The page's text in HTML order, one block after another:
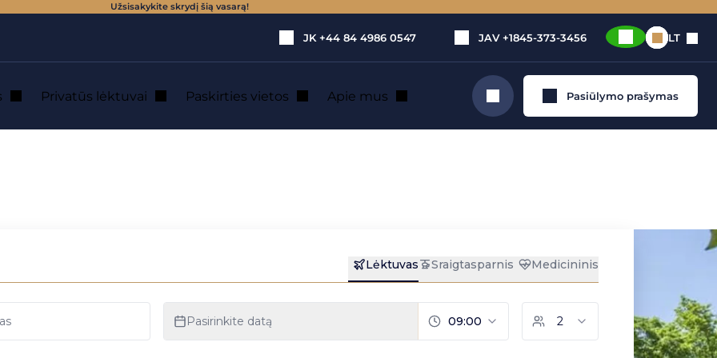
Užsisakykite skrydį šią vasarą!
JK +44 84 4986 0547 JAV +1845-373-3456 LT
Privatūs lėktuvai Paskirties vietos Apie mus Ieškoti Pasiūlymo prašymas